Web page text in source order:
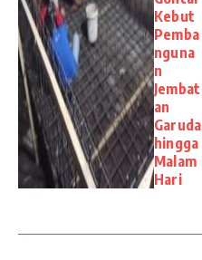
Kebut
Pemba
nguna
n
Jembat
an
Garuda
hingga
Malam
Hari